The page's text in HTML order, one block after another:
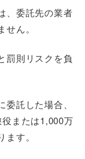
、委託先の業者
ん。
罰則リスクを負
託した場合、
または1,000万
す。